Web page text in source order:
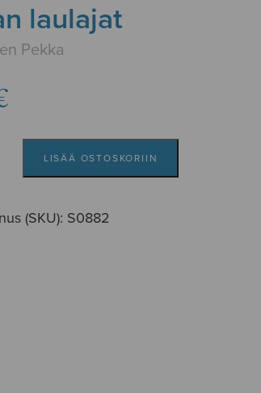
laulajat
Pekka
LISÄÄ OSTOSKORIIN
(SKU): S0882